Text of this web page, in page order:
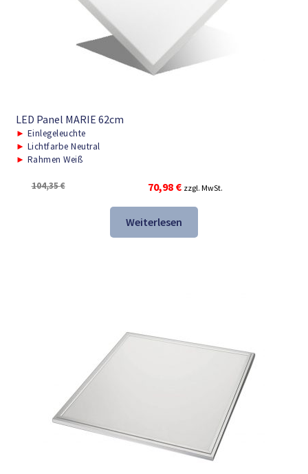
LED Panel MARIE 62cm
► Einlegeleuchte
► Lichtfarbe Neutral
► Rahmen Weiß
104,35€
Ursprünglicher
war:
104,35 €
70,98 €Aktueller
ist:
70,98 €.
zzgl. MwSt.
Weiterlesen